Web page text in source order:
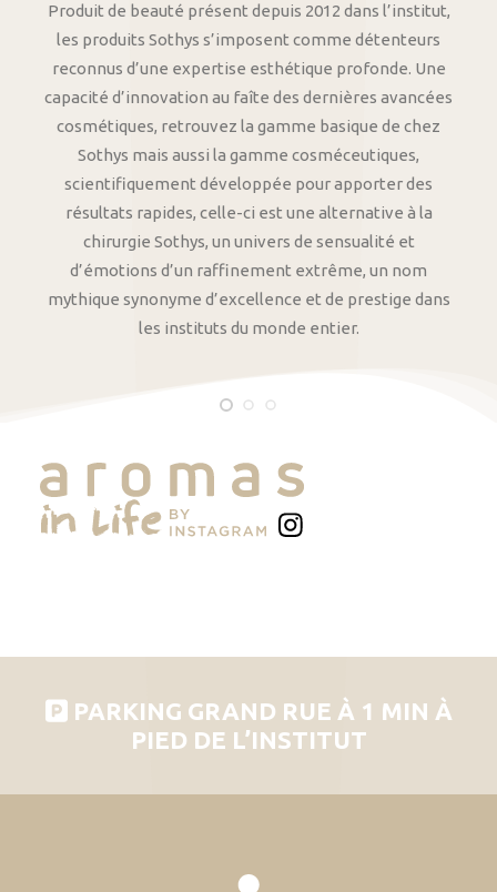
Produit de beauté présent depuis 2012 dans l’institut,
les produits Sothys s’imposent comme détenteurs
reconnus d’une expertise esthétique profonde. Une
capacité d’innovation au faîte des dernières avancées
cosmétiques, retrouvez la gamme basique de chez
Sothys mais aussi la gamme cosméceutiques,
scientifiquement développée pour apporter des
résultats rapides, celle-ci est une alternative à la
chirurgie Sothys, un univers de sensualité et
d’émotions d’un raffinement extrême, un nom
mythique synonyme d’excellence et de prestige dans
les instituts du monde entier.
PARKING GRAND RUE À 1 MIN À
PIED DE L’INSTITUT